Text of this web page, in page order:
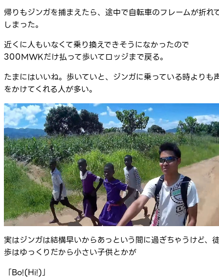
帰りもジンガを捕まえたら、途中で自転車のフレームが折れ
しまった。
近くに人もいなくて乗り換えできそうになかったので
300MWKだけ払って歩いてロッジまで戻る。
たまにはいいね。歩いていと、ジンガに乗っている時よりも
をかけてくれる人が多い。
実はジンガは結構早いからあっという間に過ぎちゃうけど、
歩はゆっくりだから小さい子供とかが
「Bo!(Hi!)」